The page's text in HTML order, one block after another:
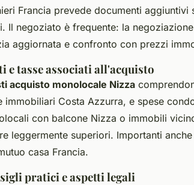
Francia prevede documenti aggiuntivi
Il negoziato è frequente: la
aggiornata e confronto con prezzi
e tasse associati all'acquisto
acquisto monolocale Nizza
immobiliari Costa Azzurra, e spese
con balcone Nizza o immobili
leggermente superiori. Importanti
casa Francia.
pratici e aspetti legali